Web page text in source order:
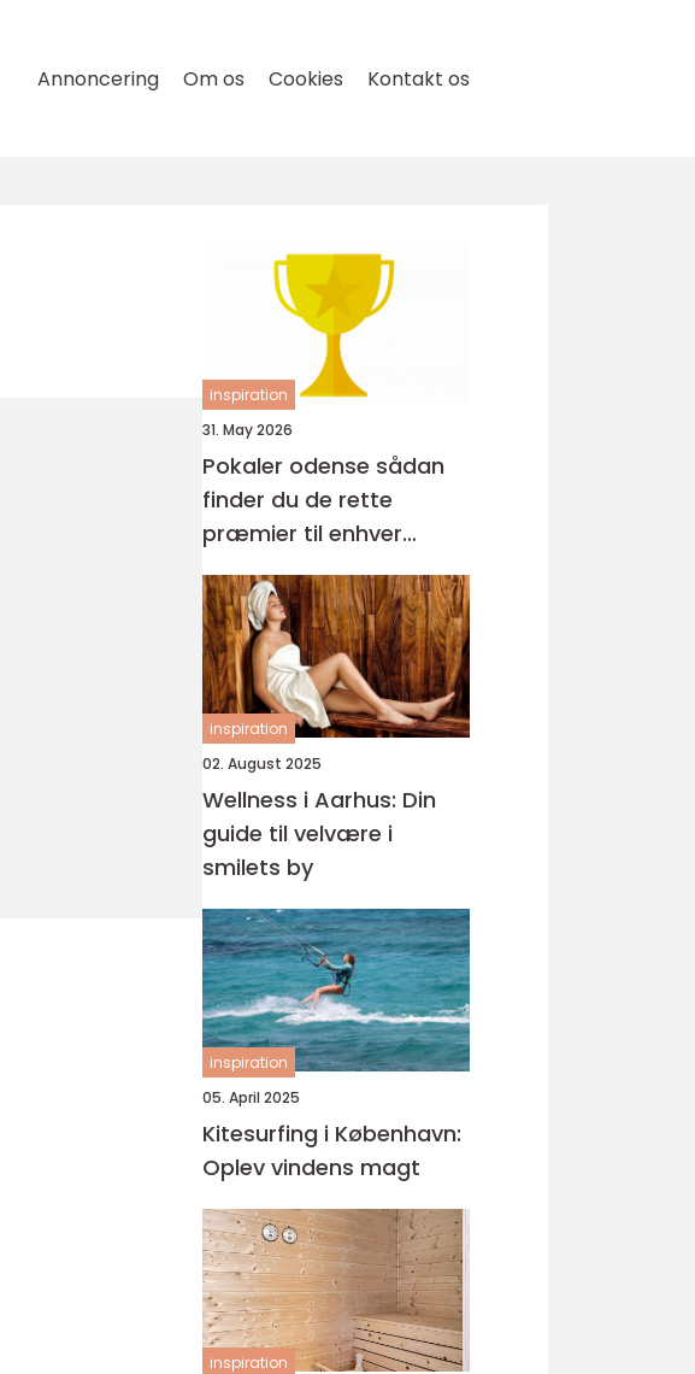
Annoncering Om os Cookies Kontakt os
inspiration
31. May 2026
Pokaler odense sådan
finder du de rette
præmier til enhver
begivenhed
inspiration
02. August 2025
Wellness i Aarhus: Din
guide til velvære i
smilets by
inspiration
05. April 2025
Kitesurfing i København:
Oplev vindens magt
inspiration